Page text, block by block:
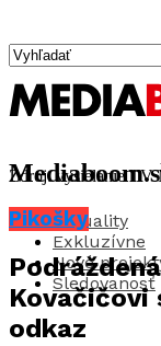
Aktuality
Exkluzívne
Nové
Sledovanosť
Zdroj: vysielanie TV
Pikošky
Kovačičovi
odkaz